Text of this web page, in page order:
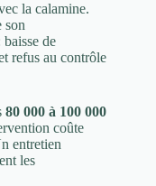
la calamine.
son
de
refus au contrôle
80 000 à 100 000
coûte
entretien
les